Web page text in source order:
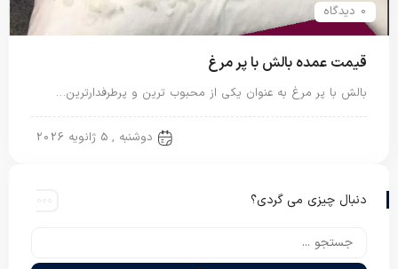
0 دیدگاه
قیمت عمده بالش با پر مرغ
بالش با پر مرغ به عنوان یکی از محبوب ترین و پرطرفدارترین…
دوشنبه , 5 ژانویه 2026
دنبال چیزی می گردی؟